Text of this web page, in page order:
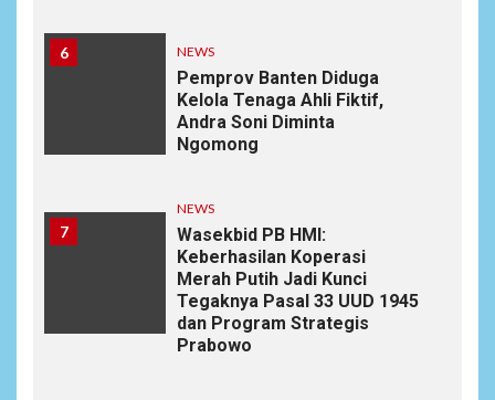
6 NEWS
Pemprov Banten Diduga
Kelola Tenaga Ahli Fiktif,
Andra Soni Diminta
Ngomong
7
NEWS
Wasekbid PB HMI:
Keberhasilan Koperasi
Merah Putih Jadi Kunci
Tegaknya Pasal 33 UUD 1945
dan Program Strategis
Prabowo